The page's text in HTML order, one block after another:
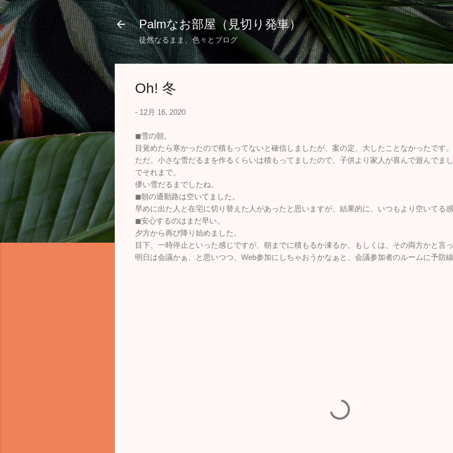
スキップしてメイン コンテンツに移動
Palmなお部屋（見切り発車）
徒然なるまま、色々とブログ
Oh! 冬
- 12月 16, 2020
◼︎雪の朝。
目覚めたら寒かったので積もってないと確信しましたが、案の定、大したことなかったです。
ただ、小さな雪だるまを作るくらいは積もってましたので、子供より家人が喜んで遊んでま
でそれまで。
儚い雪だるまでしたね。
◼︎朝の通勤路は空いてました。
早めに出た人と在宅に切り替えた人があったと思いますが、結果的に、いつもより空いてる
◼︎安心するのはまだ早い。
夕方から再び降り始めました。
目下、一時停止といった感じですが、朝までに積もるか凍るか、もしくは、その両方かと言
明日は会議かぁ、と思いつつ、Web参加にしちゃおうかなぁと、会議参加者のルームに予防